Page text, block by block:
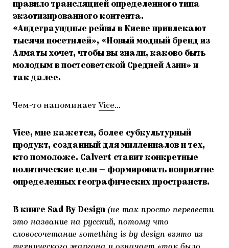
правило трансляцией определенного типа
экзотизированного контента.
«Андеграундные рейвы в Киеве привлекают
тысячи посетилей», «Новый модный бренд из
Алматы хочет, чтобы вы знали, каково быть
молодым в постсоветской Средней Азии» и
так далее.
Чем-то напоминает Vice…
Vice, мне кажется, более субкультурный
продукт, созданный для миллениалов и тех,
кто помоложе. Calvert ставит конкретные
политические цели — формировать воприятие
определенных географических пространств.
В книге Sad By Design (не так просто перевести
это название на русский, потому что
словосочетание something is by design взято из